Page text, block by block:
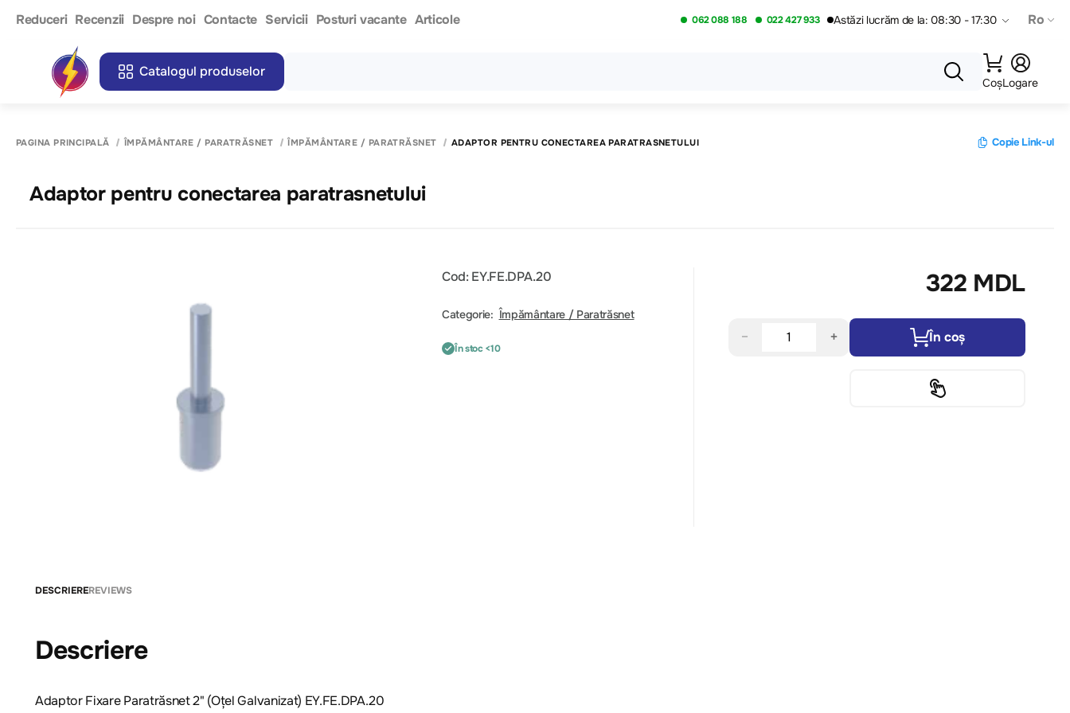
Reduceri Recenzii Despre noi Contacte Servicii Posturi vacante Articole 062 088 188 022 427 933 Astăzi lucrăm de la: 08:30 - 17:30 Ro
Catalogul produselor
CoșLogare
PAGINA PRINCIPALĂ ÎMPĂMÂNTARE / PARATRĂSNET ÎMPĂMÂNTARE / PARATRĂSNET ADAPTOR PENTRU CONECTAREA PARATRASNETULUI Copie Link-ul
Adaptor pentru conectarea paratrasnetului
Cod: EY.FE.DPA.20
Categorie: Împământare / Paratrăsnet
În stoc <10
322 MDL
− + În coș
DESCRIEREREVIEWS
Descriere
Adaptor Fixare Paratrăsnet 2" (Oțel Galvanizat) EY.FE.DPA.20